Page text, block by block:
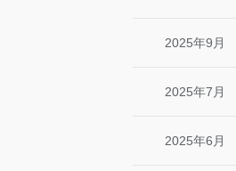
2025年9月
2025年7月
2025年6月